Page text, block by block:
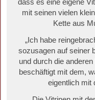
dass es eine eigene
mit seinen vielen
Kette aus
„Ich habe
sozusagen auf seiner
und durch die
beschäftigt mit dem,
eigentlich mit